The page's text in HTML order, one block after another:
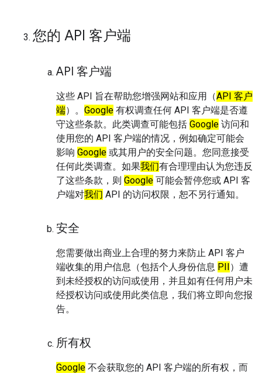
您的 API 客户端
API 客户端
这些 API 旨在帮助您增强网站和应用（API 客户
端）。 Google 有权调查任何 API 客户端是否遵
守这些条款。此类调查可能包括 Google 访问和
使用您的 API 客户端的情况，例如确定可能会
影响 Google 或其用户的安全问题。您同意接受
任何此类调查。如果我们有合理理由认为您违反
了这些条款，则 Google 可能会暂停您或 API 客
户端对我们 API 的访问权限，恕不另行通知。
安全
您需要做出商业上合理的努力来防止 API 客户
端收集的用户信息（包括个人身份信息 PII）遭
到未经授权的访问或使用，并且如有任何用户未
经授权访问或使用此类信息，我们将立即向您报
告。
所有权
Google 不会获取您的 API 客户端的所有权，而